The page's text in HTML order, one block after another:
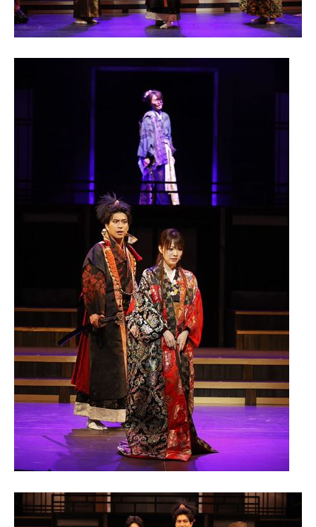
製造業のIT導入・活用を支援
建設×テクノロジーの最前線
ちょっと気になるネットの話題